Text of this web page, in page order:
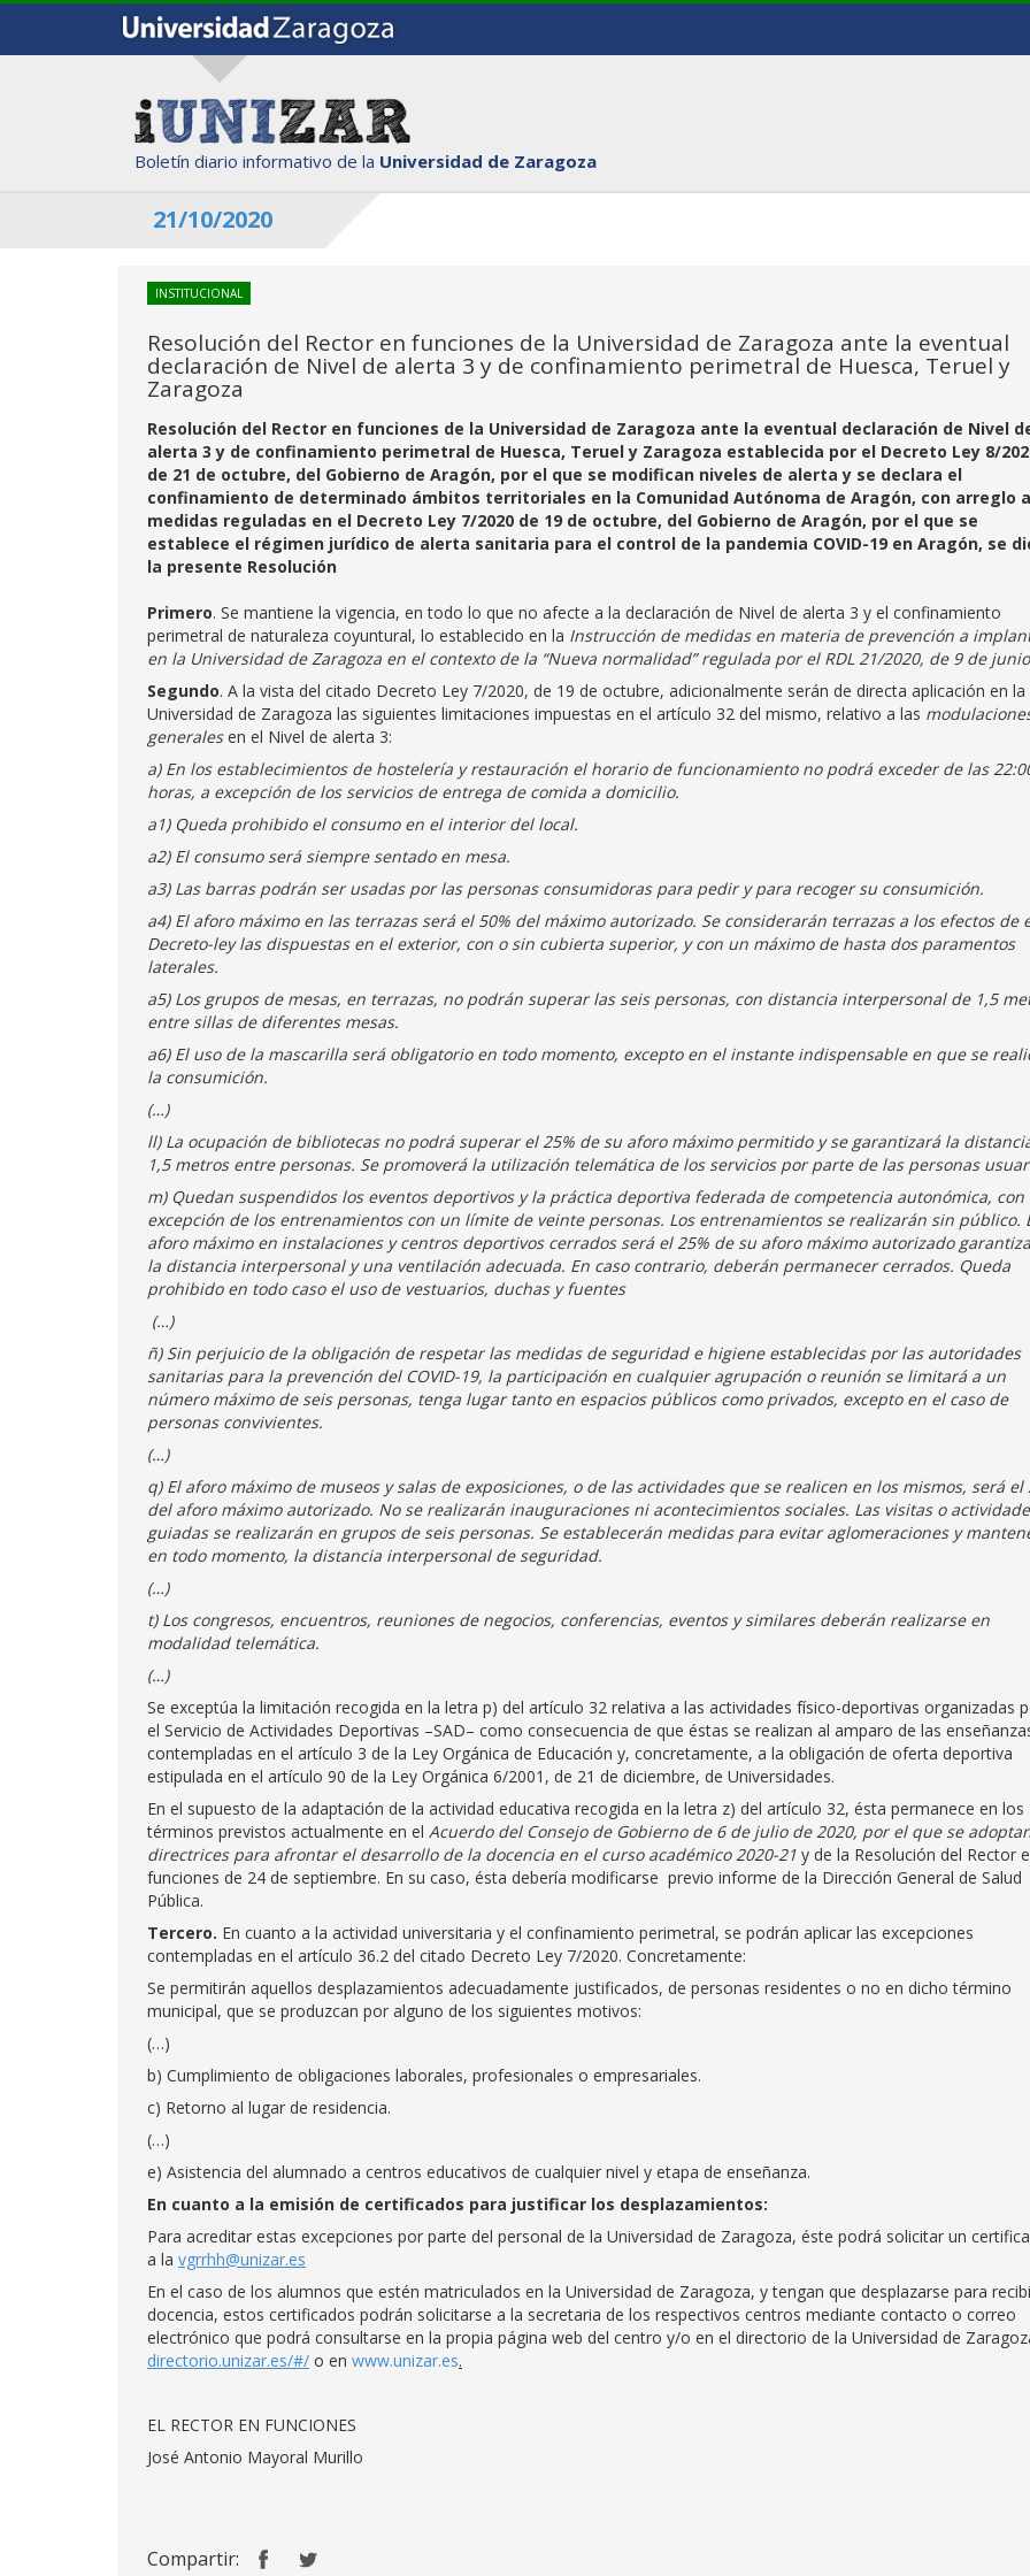
Boletín diario informativo de la Universidad de Zaragoza
21/10/2020
INSTITUCIONAL
Resolución del Rector en funciones de la Universidad de Zaragoza ante la eventual
declaración de Nivel de alerta 3 y de confinamiento perimetral de Huesca, Teruel y
Zaragoza
Resolución del Rector en funciones de la Universidad de Zaragoza ante la eventual declaración de Nivel
alerta 3 y de confinamiento perimetral de Huesca, Teruel y Zaragoza establecida por el Decreto Ley 8/
de 21 de octubre, del Gobierno de Aragón, por el que se modifican niveles de alerta y se declara el
confinamiento de determinado ámbitos territoriales en la Comunidad Autónoma de Aragón, con arreglo
medidas reguladas en el Decreto Ley 7/2020 de 19 de octubre, del Gobierno de Aragón, por el que se
establece el régimen jurídico de alerta sanitaria para el control de la pandemia COVID-19 en Aragón, se
la presente Resolución
Primero. Se mantiene la vigencia, en todo lo que no afecte a la declaración de Nivel de alerta 3 y el confinamiento
perimetral de naturaleza coyuntural, lo establecido en la Instrucción de medidas en materia de prevención a
en la Universidad de Zaragoza en el contexto de la “Nueva normalidad” regulada por el RDL 21/2020, de 9 de junio
Segundo. A la vista del citado Decreto Ley 7/2020, de 19 de octubre, adicionalmente serán de directa aplicación en la
Universidad de Zaragoza las siguientes limitaciones impuestas en el artículo 32 del mismo, relativo a las
generalesen el Nivel de alerta 3:
a) En los establecimientos de hostelería y restauración el horario de funcionamiento no podrá exceder de las
horas, a excepción de los servicios de entrega de comida a domicilio.
a1) Queda prohibido el consumo en el interior del local.
a2) El consumo será siempre sentado en mesa.
a3) Las barras podrán ser usadas por las personas consumidoras para pedir y para recoger su consumición.
a4) El aforo máximo en las terrazas será el 50% del máximo autorizado. Se considerarán terrazas a los efectos de
Decreto-ley las dispuestas en el exterior, con o sin cubierta superior, y con un máximo de hasta dos paramentos
laterales.
a5) Los grupos de mesas, en terrazas, no podrán superar las seis personas, con distancia interpersonal de 1,5
entre sillas de diferentes mesas.
a6) El uso de la mascarilla será obligatorio en todo momento, excepto en el instante indispensable en que se
la consumición.
(…)
ll) La ocupación de bibliotecas no podrá superar el 25% de su aforo máximo permitido y se garantizará la
1,5 metros entre personas. Se promoverá la utilización telemática de los servicios por parte de las personas
m) Quedan suspendidos los eventos deportivos y la práctica deportiva federada de com­petencia autonómica, con
excepción de los entrenamientos con un límite de veinte personas. Los entrenamientos se realizarán sin público.
aforo máximo en instala­ciones y centros deportivos cerrados será el 25% de su aforo máximo autorizado
la distancia interpersonal y una ventilación adecuada. En caso contrario, deberán permanecer cerrados. Queda
prohibido en todo caso el uso de vestuarios, duchas y fuentes
(…)
ñ) Sin perjuicio de la obligación de respetar las medidas de seguridad e higiene establecidas por las autoridades
sanitarias para la prevención del COVID-19, la participación en cualquier agrupación o reunión se limitará a un
número máximo de seis personas, tenga lugar tanto en espacios públicos como privados, excepto en el caso de
personas convivientes.
(…)
q) El aforo máximo de museos y salas de exposiciones, o de las actividades que se realicen en los mismos, será el
del aforo máximo autorizado. No se realizarán inauguraciones ni acontecimientos sociales. Las visitas o
guiadas se realizarán en grupos de seis personas. Se establecerán medidas para evitar aglomeraciones y
en todo momento, la distancia interpersonal de seguridad.
(…)
t) Los congresos, encuentros, reuniones de negocios, conferencias, eventos y similares deberán realizarse en
modalidad telemática.
(…)
Se exceptúa la limitación recogida en la letra p) del artículo 32 relativa a las actividades físico-deportivas organizadas
el Servicio de Actividades Deportivas –SAD– como consecuencia de que éstas se realizan al amparo de las
contempladas en el artículo 3 de la Ley Orgánica de Educación y, concretamente, a la obligación de oferta deportiva
estipulada en el artículo 90 de la Ley Orgánica 6/2001, de 21 de diciembre, de Universidades.
En el supuesto de la adaptación de la actividad educativa recogida en la letra z) del artículo 32, ésta permanece en los
términos previstos actualmente en el Acuerdo del Consejo de Gobierno de 6 de julio de 2020, por el que se
directrices para afrontar el desarrollo de la docencia en el curso académico 2020-21 y de la Resolución del Rector
funciones de 24 de septiembre. En su caso, ésta debería modificarse previo informe de la Dirección General de Salud
Pública.
Tercero. En cuanto a la actividad universitaria y el confinamiento perimetral, se podrán aplicar las excepciones
contempladas en el artículo 36.2 del citado Decreto Ley 7/2020. Concretamente:
Se permitirán aquellos desplazamientos adecuadamente justificados, de personas residentes o no en dicho término
municipal, que se produzcan por alguno de los siguientes motivos:
(…)
b) Cumplimiento de obligaciones laborales, profesionales o empresariales.
c) Retorno al lugar de residencia.
(…)
e) Asistencia del alumnado a centros educativos de cualquier nivel y etapa de enseñanza.
En cuanto a la emisión de certificados para justificar los desplazamientos:
Para acreditar estas excepciones por parte del personal de la Universidad de Zaragoza, éste podrá solicitar un
a la vgrrhh@unizar.es
En el caso de los alumnos que estén matriculados en la Universidad de Zaragoza, y tengan que desplazarse para
docencia, estos certificados podrán solicitarse a la secretaria de los respectivos centros mediante contacto o correo
electrónico que podrá consultarse en la propia página web del centro y/o en el directorio de la Universidad de
directorio.unizar.es/#/ o en www.unizar.es.
EL RECTOR EN FUNCIONES
José Antonio Mayoral Murillo
Compartir: